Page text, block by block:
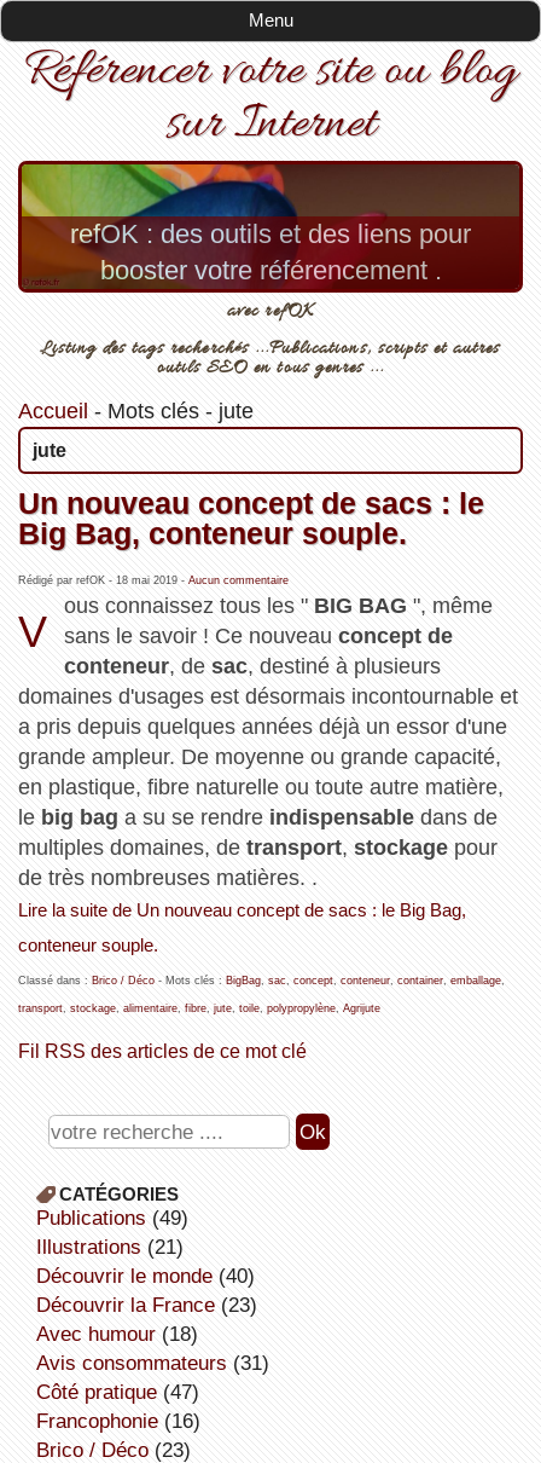
Menu
Référencer votre site ou blog
sur Internet
refOK : des outils et des liens pour
booster votre référencement .
avec refOK
Listing des tags recherchés ...Publications, scripts et autres
outils SEO en tous genres ...
Accueil - Mots clés- jute
jute
Un nouveau concept de sacs : le
Big Bag, conteneur souple.
Rédigé par refOK - 18 mai 2019- Aucun commentaire
V
ous connaissez tous les " BIG BAG ", même
sans le savoir ! Ce nouveau concept de
conteneur, desac, destiné à plusieurs
domaines d'usages est désormais incontournable et
a pris depuis quelques années déjà un essor d'une
grande ampleur. De moyenne ou grande capacité,
en plastique, fibre naturelle ou toute autre matière,
le big bag a su se rendre indispensabledans de
multiples domaines, de transport, stockagepour
de très nombreuses matières. .
Lire la suite de Un nouveau concept de sacs : le Big Bag,
conteneur souple.
Classé dans : Brico / Déco- Mots clés : BigBag, sac concept, conteneur, container, emballage,
transport, stockage, alimentaire, fibre, jute, toile, polypropylène, Agrijute
Fil RSS des articles de ce mot clé
CATÉGORIES
publications (49)
illustrations (21)
découvrir le monde(40)
découvrir la France(23)
avec humour(18)
avis consommateurs (31)
côté pratique(47)
Francophonie(16)
Brico / Déco(23)